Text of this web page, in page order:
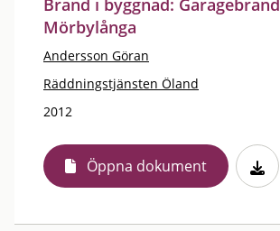
Brand i byggnad:
Mörbylånga
Andersson Göran
Räddningstjänsten Öland
2012
Öppna dokument